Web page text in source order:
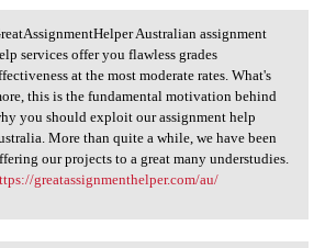
Australian assignment
services offer you flawless grades
at the most moderate rates. What's
this is the fundamental motivation behind
you should exploit our assignment help
More than quite a while, we have been
our projects to a great many understudies.
greatassignmenthelper.com/au/